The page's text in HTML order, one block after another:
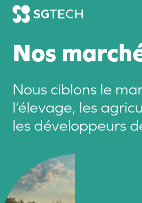
Skip to content
Nos
Nous ciblons le
l’élevage, les
les développeurs